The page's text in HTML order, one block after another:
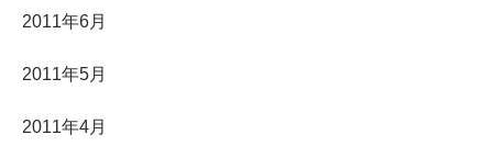
2011年6月
2011年5月
2011年4月